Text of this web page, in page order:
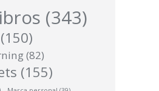
(343)
(150)
(82)
(155)